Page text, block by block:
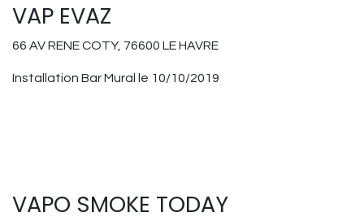
VAP EVAZ
66 AV RENE COTY, 76600 LE HAVRE
Installation Bar Mural le 10/10/2019
VAPO SMOKE TODAY